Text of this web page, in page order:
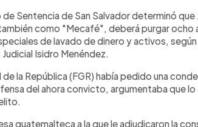
artículo
de Sentencia de San Salvador determinó
como "Mecafé", deberá purgar ocho
de lavado de dinero y activos,
Isidro Menéndez.
de la República (FGR) había pedido una
del ahora convicto, argumentaba que lo
guatemalteca a la que le adjudicaron la